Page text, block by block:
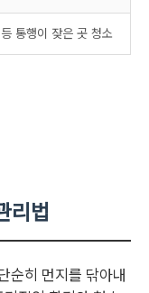
통행이 잦은 곳 청소
리법
순히 먼지를 닦아내